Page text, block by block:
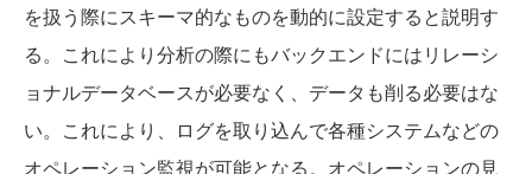
を扱う際にスキーマ的なものを動的に設定すると説明す
る。これにより分析の際にもバックエンドにはリレーシ
ョナルデータベースが必要なく、データも削る必要はな
い。これにより、ログを取り込んで各種システムなどの
オペレーション監視が可能となる。オペレーションの見